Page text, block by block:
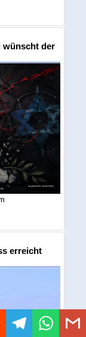
wünscht der
erreicht